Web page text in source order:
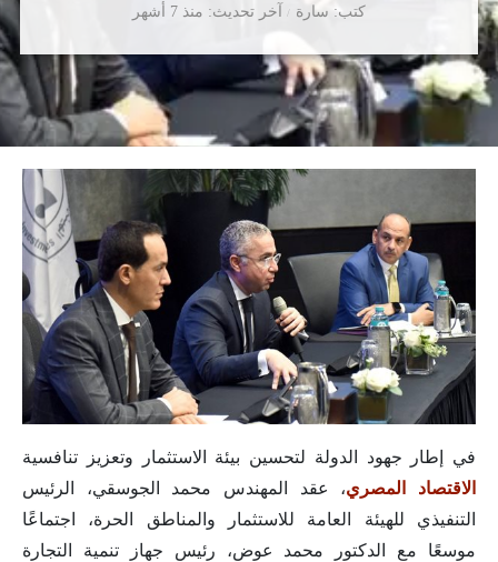
كتب سارة آخر تحديث منذ 7 أشهر
في إطار جهود الدولة لتحسين بيئة الاستثمار وتعزيز تنافسية
الاقتصاد المصري، عقد المهندس محمد الجوسقي، الرئيس
التنفيذي للهيئة العامة للاستثمار والمناطق الحرة، اجتماعًا
موسعًا مع الدكتور محمد عوض، رئيس جهاز تنمية التجارة